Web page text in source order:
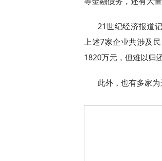
21世纪经济报道
上述7家企业共涉及
1820万元，但难以归
此外，也有多家